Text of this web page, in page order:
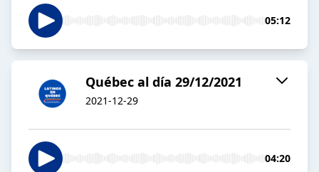
05:12
Québec al día 29/12/2021
2021-12-29
04:20